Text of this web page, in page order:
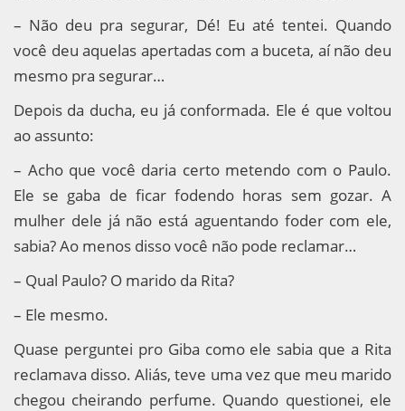
– Não deu pra segurar, Dé! Eu até tentei. Quando
você deu aquelas apertadas com a buceta, aí não deu
mesmo pra segurar…
Depois da ducha, eu já conformada. Ele é que voltou
ao assunto:
– Acho que você daria certo metendo com o Paulo.
Ele se gaba de ficar fodendo horas sem gozar. A
mulher dele já não está aguentando foder com ele,
sabia? Ao menos disso você não pode reclamar…
– Qual Paulo? O marido da Rita?
– Ele mesmo.
Quase perguntei pro Giba como ele sabia que a Rita
reclamava disso. Aliás, teve uma vez que meu marido
chegou cheirando perfume. Quando questionei, ele